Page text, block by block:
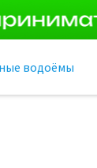
водоёмы